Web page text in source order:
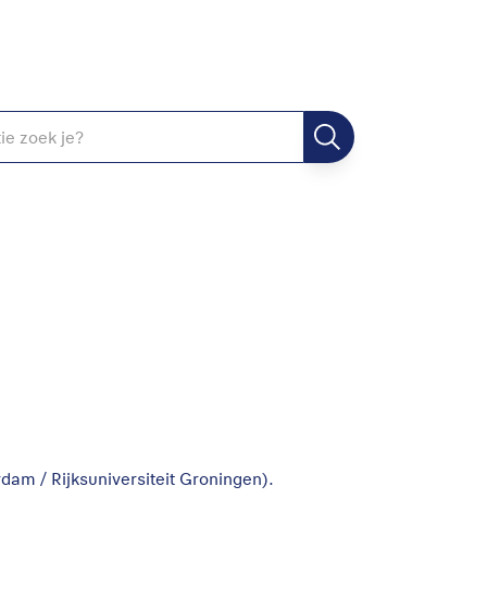
/ Rijksuniversiteit Groningen).